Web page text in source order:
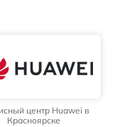
центр Huawei в
Красноярске